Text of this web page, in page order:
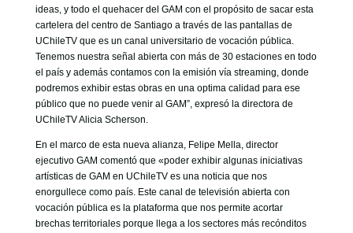
ideas, y todo el quehacer del GAM con el propósito de sacar esta
cartelera del centro de Santiago a través de las pantallas de
UChileTV que es un canal universitario de vocación pública.
Tenemos nuestra señal abierta con más de 30 estaciones en todo
el país y además contamos con la emisión vía streaming, donde
podremos exhibir estas obras en una optima calidad para ese
público que no puede venir al GAM”, expresó la directora de
UChileTV Alicia Scherson.
En el marco de esta nueva alianza, Felipe Mella, director
ejecutivo GAM comentó que «poder exhibir algunas iniciativas
artísticas de GAM en UChileTV es una noticia que nos
enorgullece como país. Este canal de televisión abierta con
vocación pública es la plataforma que nos permite acortar
brechas territoriales porque llega a los sectores más recónditos